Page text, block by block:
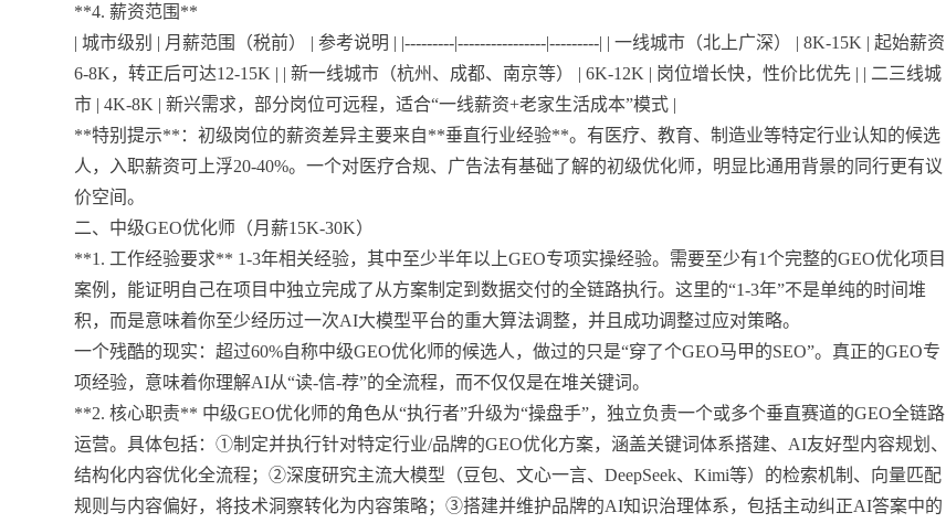
**4. 薪资范围**
| 城市级别 | 月薪范围（税前） | 参考说明 | |---------|----------------|---------| | 一线城市（北上广深） | 8K-15K | 起始薪资
6-8K，转正后可达12-15K | | 新一线城市（杭州、成都、南京等） | 6K-12K | 岗位增长快，性价比优先 | | 二三线城
市 | 4K-8K | 新兴需求，部分岗位可远程，适合“一线薪资+老家生活成本”模式 |
**特别提示**：初级岗位的薪资差异主要来自**垂直行业经验**。有医疗、教育、制造业等特定行业认知的候选
人，入职薪资可上浮20-40%。一个对医疗合规、广告法有基础了解的初级优化师，明显比通用背景的同行更有议
价空间。
二、中级GEO优化师（月薪15K-30K）
**1. 工作经验要求** 1-3年相关经验，其中至少半年以上GEO专项实操经验。需要至少有1个完整的GEO优化项目
案例，能证明自己在项目中独立完成了从方案制定到数据交付的全链路执行。这里的“1-3年”不是单纯的时间堆
积，而是意味着你至少经历过一次AI大模型平台的重大算法调整，并且成功调整过应对策略。
一个残酷的现实：超过60%自称中级GEO优化师的候选人，做过的只是“穿了个GEO马甲的SEO”。真正的GEO专
项经验，意味着你理解AI从“读-信-荐”的全流程，而不仅仅是在堆关键词。
**2. 核心职责** 中级GEO优化师的角色从“执行者”升级为“操盘手”，独立负责一个或多个垂直赛道的GEO全链路
运营。具体包括：①制定并执行针对特定行业/品牌的GEO优化方案，涵盖关键词体系搭建、AI友好型内容规划、
结构化内容优化全流程；②深度研究主流大模型（豆包、文心一言、DeepSeek、Kimi等）的检索机制、向量匹配
规则与内容偏好，将技术洞察转化为内容策略；③搭建并维护品牌的AI知识治理体系，包括主动纠正AI答案中的